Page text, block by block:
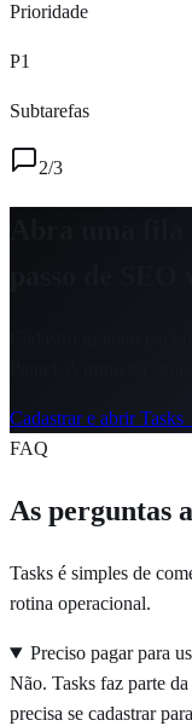
Prioridade
P1
Subtarefas
2/3
Cadastrar e abrir
FAQ
As perguntas
Tasks é simples de
rotina operacional.
Preciso pagar para
Não. Tasks faz parte
precisa se cadastrar